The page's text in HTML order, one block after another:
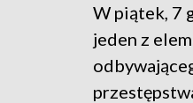
W piątek, 7
jeden z